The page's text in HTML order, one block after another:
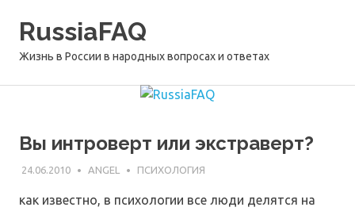
RussiaFAQ
Жизнь в России в народных вопросах и ответах
Вы интроверт или экстраверт?
24.06.2010 ANGEL ПСИХОЛОГИЯ
как известно, в психологии все люди делятся на